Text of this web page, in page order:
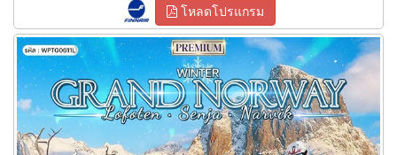
โหลดโปรแกรม
ทัวร์นอร์เวย์ โลโฟเทน เกาะเซนญ่า ล่าแสงเหนือ 11วัน